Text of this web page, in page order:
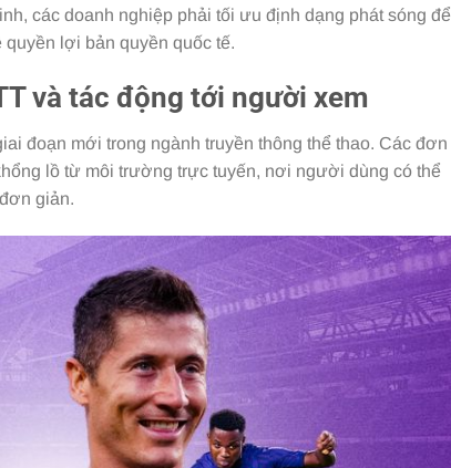
các doanh nghiệp phải tối ưu định dạng phát sóng để
lợi bản quyền quốc tế.
và tác động tới người xem
đoạn mới trong ngành truyền thông thể thao. Các đơn
lồ từ môi trường trực tuyến, nơi người dùng có thể
giản.